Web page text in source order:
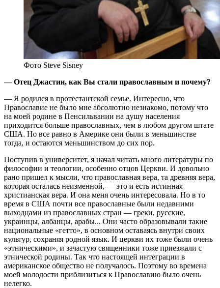
Фото Steve Sisney
— Отец Джастин, как Вы стали православным и почему?
— Я родился в протестантской семье. Интересно, что
Православие не было мне абсолютно незнакомо, потому что
на моей родине в Пенсильвании на душу населения
приходится больше православных, чем в любом другом штате
США. Но все равно в Америке они были в меньшинстве
тогда, и остаются меньшинством до сих пор.
Поступив в университет, я начал читать много литературы по
философии и теологии, особенно отцов Церкви. И довольно
рано пришел к мысли, что православная вера, та древняя вера,
которая осталась неизменной, — это и есть истинная
христианская вера. И она меня очень интересовала. Но в то
время в США почти все православные были недавними
выходцами из православных стран — греки, русские,
украинцы, албанцы, арабы... Они часто образовывали такие
национальные «гетто», в основном оставаясь внутри своих
культур, сохраняя родной язык. И церкви их тоже были очень
«этническими», и зачастую священники тоже приезжали с
этнической родины. Так что настоящей интеграции в
американское общество не получалось. Поэтому во времена
моей молодости приблизиться к Православию было очень
нелегко.